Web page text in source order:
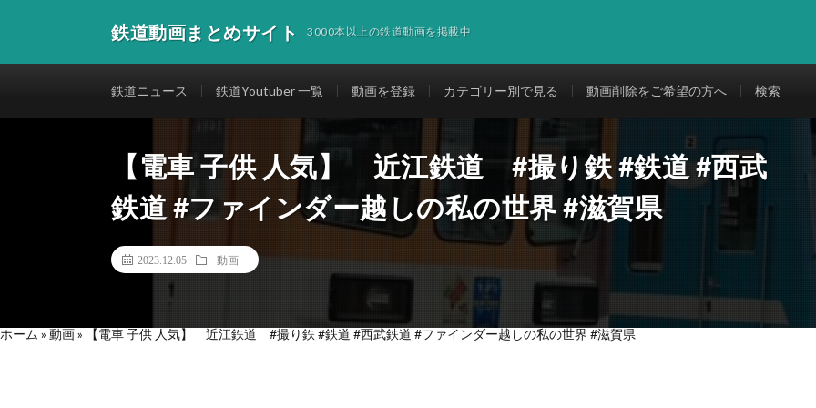
鉄道動画まとめサイト 3000本以上の鉄道動画を掲載中
鉄道ニュース 鉄道Youtuber 一覧 動画を登録 カテゴリー別で見る 動画削除をご希望の方へ 検索
【電車 子供 人気】 近江鉄道 #撮り鉄 #鉄道 #西武
鉄道 #ファインダー越しの私の世界 #滋賀県
2023.12.05 動画
ホーム » 動画» 【電車 子供 人気】 近江鉄道 #撮り鉄 #鉄道 #西武鉄道 #ファインダー越しの私の世界 #滋賀県